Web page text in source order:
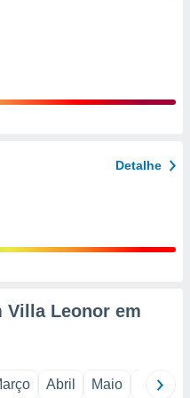
Detalhe
Villa Leonor em
Abril Maio Junho